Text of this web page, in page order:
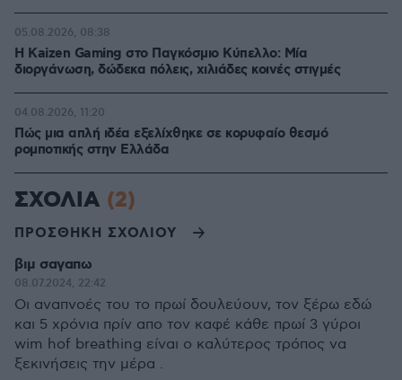
H Kaizen Gaming στο Παγκόσμιο Kύπελλο: Μία
διοργάνωση, δώδεκα πόλεις, χιλιάδες κοινές στιγμές
05.08.2026, 08:38
Πώς μια απλή ιδέα εξελίχθηκε σε κορυφαίο θεσμό
ρομποτικής στην Ελλάδα
04.08.2026, 11:20
ΣΧΟΛΙΑ (2)
ΠΡΟΣΘΗΚΗ ΣΧΟΛΙΟΥ
βιμ σαγαπω
08.07.2024, 22:42
Οι αναπνοές του το πρωί δουλεύουν, τον ξέρω εδώ
και 5 χρόνια πρίν απο τον καφέ κάθε πρωί 3 γύροι
wim hof breathing είναι ο καλύτερος τρόπος να
ξεκινήσεις την μέρα .